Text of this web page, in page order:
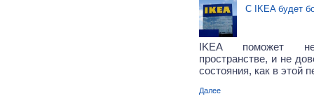
С IKEA будет
IKEA поможет
пространстве, и не
состояния, как в этой
Далее